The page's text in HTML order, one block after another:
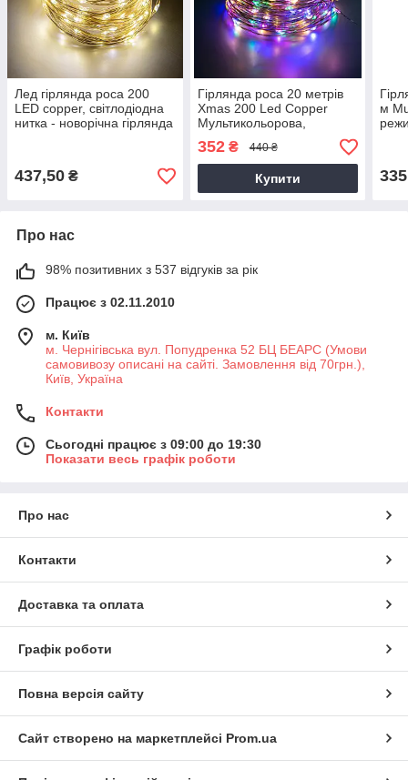
Лед гірлянда роса 200
LED copper, світлодіодна
нитка - новорічна гірлянда
437,50 ₴
Гірлянда роса 20 метрів
Xmas 200 Led Copper
Мультикольорова,
світлодіодна гірлянда
нитка | гирлянда нить
352₴ 440 ₴
Купити
м
335
Про нас
98% позитивних з 537 відгуків за рік
Працює з 02.11.2010
м. Київ
м. Чернігівська вул. Попудренка 52 БЦ БЕАРС (Умови
самовивозу описані на сайті. Замовлення від 70грн.),
Київ, Україна
Контакти
Сьогодні працює з 09:00 до 19:30
Показати весь графік роботи
Про нас
Контакти
Доставка та оплата
Графік роботи
Повна версія сайту
Сайт створено на маркетплейсі Prom.ua